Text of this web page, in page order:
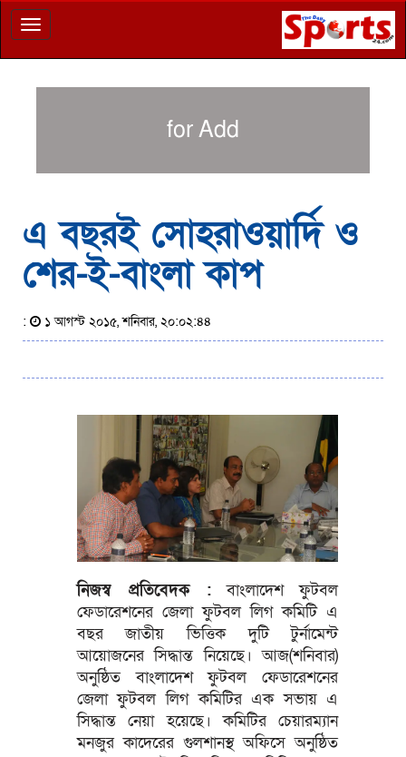
Toggle
navigation
for Add
এ বছরই সোহরাওয়ার্দি ও
শের-ই-বাংলা কাপ
: ১ আগস্ট ২০১৫, শনিবার, ২০:০২:৪৪
নিজস্ব প্রতিবেদক : বাংলাদেশ ফুটবল
ফেডারেশনের জেলা ফুটবল লিগ কমিটি এ
বছর জাতীয় ভিত্তিক দুটি টুর্নামেন্ট
আয়োজনের সিদ্ধান্ত নিয়েছে। আজ(শনিবার)
অনুষ্ঠিত বাংলাদেশ ফুটবল ফেডারেশনের
জেলা ফুটবল লিগ কমিটির এক সভায় এ
সিদ্ধান্ত নেয়া হয়েছে। কমিটির চেয়ারম্যান
মনজুর কাদেরের গুলশানস্থ অফিসে অনুষ্ঠিত